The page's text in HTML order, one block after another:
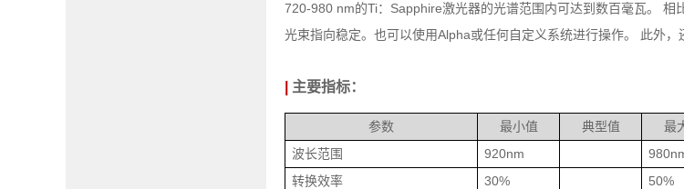
720-980 nm的Ti：Sapphire激光器的光谱范围内可达到数百毫瓦。 相
光束指向稳定。也可以使用Alpha或任何自定义系统进行操作。 此外，
主要指标：
参数 最小值 典型值
最
波长范围
920nm
转换效率
30%
50%